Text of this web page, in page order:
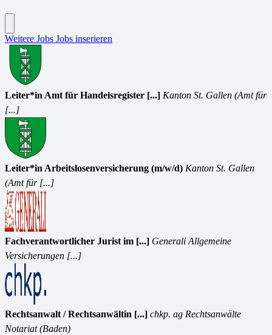
Weitere Jobs Jobs inserieren
Leiter*in Amt für Handelsregister [...] Kanton St. Gallen (Amt für
[...]
Leiter*in Arbeitslosenversicherung (m/w/d) Kanton St. Gallen
(Amt für [...]
Fachverantwortlicher Jurist im [...] Generali Allgemeine
Versicherungen [...]
Rechtsanwalt / Rechtsanwältin [...] chkp. ag Rechtsanwälte
Notariat (Baden)